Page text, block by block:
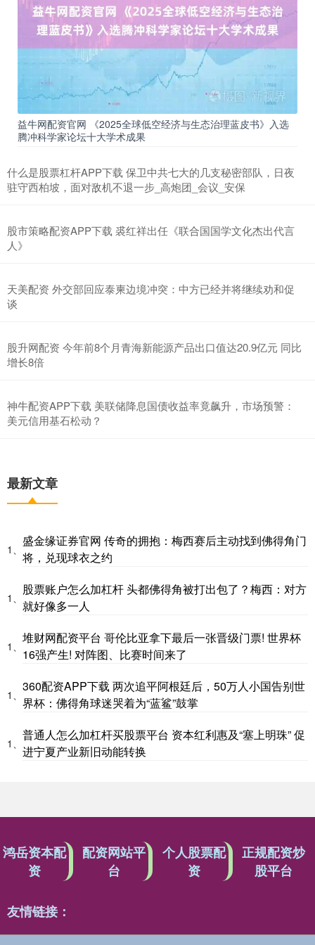
益牛网配资官网 《2025全球低空经济与生态治理蓝皮书》入选
腾冲科学家论坛十大学术成果
什么是股票杠杆APP下载 保卫中共七大的几支秘密部队，日夜
驻守西柏坡，面对敌机不退一步_高炮团_会议_安保
股市策略配资APP下载 裘红祥出任《联合国国学文化杰出代言
人》
天美配资 外交部回应泰柬边境冲突：中方已经并将继续劝和促
谈
股升网配资 今年前8个月青海新能源产品出口值达20.9亿元 同比
增长8倍
神牛配资APP下载 美联储降息国债收益率竟飙升，市场预警：
美元信用基石松动？
最新文章
1、
盛金缘证券官网 传奇的拥抱：梅西赛后主动找到佛得角门
将，兑现球衣之约
1、
股票账户怎么加杠杆 头都佛得角被打出包了？梅西：对方
就好像多一人
1、
堆财网配资平台 哥伦比亚拿下最后一张晋级门票! 世界杯
16强产生! 对阵图、比赛时间来了
1、
360配资APP下载 两次追平阿根廷后，50万人小国告别世
界杯：佛得角球迷哭着为“蓝鲨”鼓掌
1、
普通人怎么加杠杆买股票平台 资本红利惠及“塞上明珠” 促
进宁夏产业新旧动能转换
鸿岳资本配
资
配资网站平
台
个人股票配
资
正规配资炒
股平台
友情链接：